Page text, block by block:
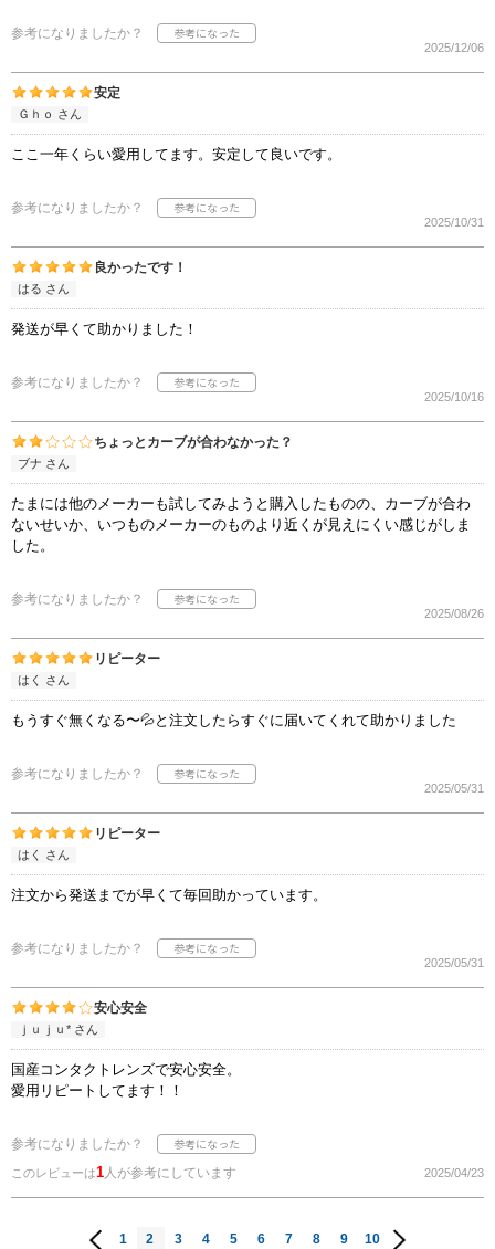
参考になりましたか？
2025/12/06
安定
Ｇｈｏ さん
ここ一年くらい愛用してます。安定して良いです。
参考になりましたか？
2025/10/31
良かったです！
はる さん
発送が早くて助かりました！
参考になりましたか？
2025/10/16
ちょっとカーブが合わなかった？
ブナ さん
たまには他のメーカーも試してみようと購入したものの、カーブが合わ
ないせいか、いつものメーカーのものより近くが見えにくい感じがしま
した。
参考になりましたか？
2025/08/26
リピーター
はく さん
もうすぐ無くなる〜💦と注文したらすぐに届いてくれて助かりました
参考になりましたか？
2025/05/31
リピーター
はく さん
注文から発送までが早くて毎回助かっています。
参考になりましたか？
2025/05/31
安心安全
ｊｕｊｕ* さん
国産コンタクトレンズで安心安全。
愛用リピートしてます！！
参考になりましたか？
このレビューは1人が参考にしています 2025/04/23
1 2 3 4 5 6 7 8 9 10